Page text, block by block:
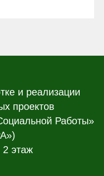
и реализации
проектов
Работы»
2 этаж